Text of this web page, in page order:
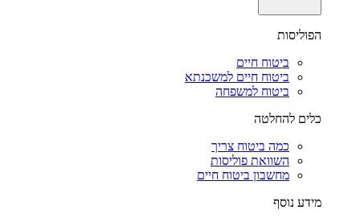
הפוליסות
ביטוח חיים
ביטוח חיים למשכנתא
ביטוח למשפחה
כלים להחלטה
כמה ביטוח צריך
השוואת פוליסות
מחשבון ביטוח חיים
מידע נוסף